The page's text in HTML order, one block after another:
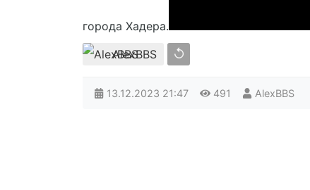
города Хадера.
AlexBBS
↺
13.12.2023 21:47 491 AlexBBS